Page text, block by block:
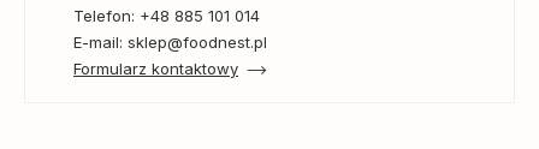
Telefon: +48 885 101 014
E-mail: sklep@foodnest.pl
Formularz kontaktowy